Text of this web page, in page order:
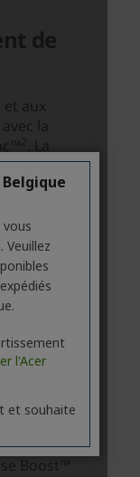
Veuillez
l'Acer
et souhaite